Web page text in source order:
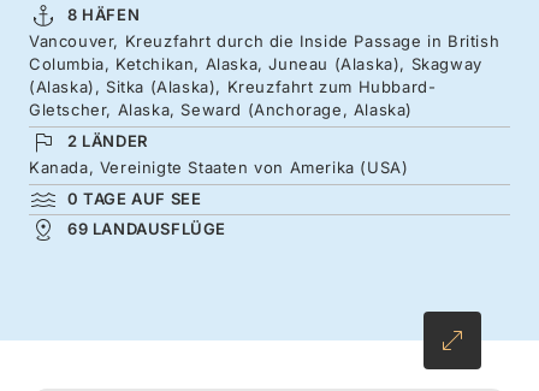
Regenwald, so weit das Auge reicht. Die Silver
Moon ist für eine Woche Ihr Zuhause, während
Sie den Archipel der Inside Passage mit seinen
zerklüfteten Wasserwegen und bewaldeten
Inseln erkunden. Unterwegs erwarten Sie
Städte aus der Zeit des Goldrauschs, kalbende
Gletscher sowie das Erbe der Tlingit, Haida
8 HÄFEN
Vancouver, Kreuzfahrt durch die Inside Passage in British
Columbia, Ketchikan, Alaska, Juneau (Alaska), Skagway
(Alaska), Sitka (Alaska), Kreuzfahrt zum Hubbard-
Gletscher, Alaska, Seward (Anchorage, Alaska)
2 LÄNDER
Kanada, Vereinigte Staaten von Amerika (USA)
0 TAGE AUF SEE
69 LANDAUSFLÜGE